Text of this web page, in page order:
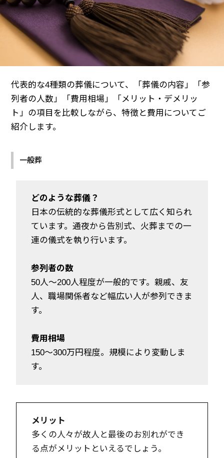
代表的な4種類の葬儀について、「葬儀の内容」「参
列者の人数」「費用相場」「メリット・デメリッ
ト」の項目を比較しながら、特徴と費用についてご
紹介します。
一般葬
どのような葬儀？
日本の伝統的な葬儀形式として広く知られ
ています。通夜から告別式、火葬までの一
連の儀式を執り行います。
参列者の数
50人～200人程度が一般的です。親戚、友
人、職場関係者など幅広い人が参列できま
す。
費用相場
150～300万円程度。規模により変動しま
す。
メリット
多くの人々が故人と最後のお別れができ
る点がメリットといえるでしょう。